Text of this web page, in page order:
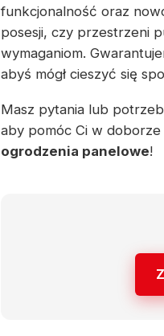
funkcjonalność oraz
posesji, czy przestrzeni
wymaganiom.
abyś mógł cieszyć się
Masz pytania lub
aby pomóc Ci w
ogrodzenia panelowe!